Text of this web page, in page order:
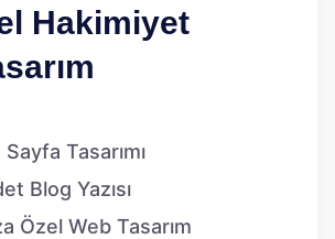
Hakimiyet
Tasarımı
Blog Yazısı
Özel Web Tasarım